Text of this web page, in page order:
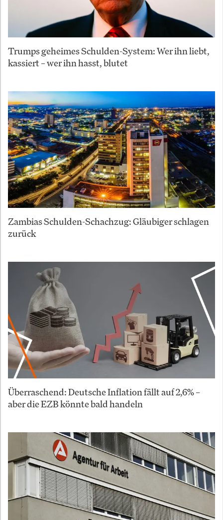
Trumps geheimes Schulden-System: Wer ihn liebt,
kassiert – wer ihn hasst, blutet
Zambias Schulden-Schachzug: Gläubiger schlagen
zurück
Überraschend: Deutsche Inflation fällt auf 2,6% –
aber die EZB könnte bald handeln